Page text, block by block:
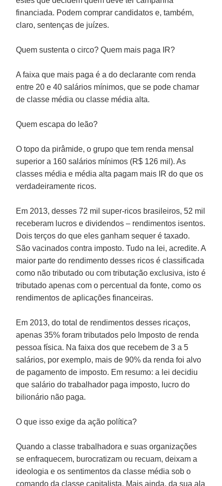
financiada. Podem comprar candidatos e, também,
claro, sentenças de juízes.
Quem sustenta o circo? Quem mais paga IR?
A faixa que mais paga é a do declarante com renda
entre 20 e 40 salários mínimos, que se pode chamar
de classe média ou classe média alta.
Quem escapa do leão?
O topo da pirâmide, o grupo que tem renda mensal
superior a 160 salários mínimos (R$ 126 mil). As
classes média e média alta pagam mais IR do que os
verdadeiramente ricos.
Em 2013, desses 72 mil super-ricos brasileiros, 52 mil
receberam lucros e dividendos – rendimentos isentos.
Dois terços do que eles ganham sequer é taxado.
São vacinados contra imposto. Tudo na lei, acredite. A
maior parte do rendimento desses ricos é classificada
como não tributado ou com tributação exclusiva, isto é
tributado apenas com o percentual da fonte, como os
rendimentos de aplicações financeiras.
Em 2013, do total de rendimentos desses ricaços,
apenas 35% foram tributados pelo Imposto de renda
pessoa física. Na faixa dos que recebem de 3 a 5
salários, por exemplo, mais de 90% da renda foi alvo
de pagamento de imposto. Em resumo: a lei decidiu
que salário do trabalhador paga imposto, lucro do
bilionário não paga.
O que isso exige da ação política?
Quando a classe trabalhadora e suas organizações
se enfraquecem, burocratizam ou recuam, deixam a
ideologia e os sentimentos da classe média sob o
comando da classe capitalista. Mais ainda, da sua ala